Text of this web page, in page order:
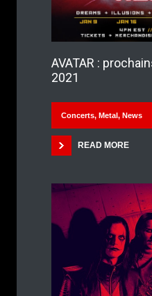
AVATAR :
2021
Concerts, Metal , News
READ MORE